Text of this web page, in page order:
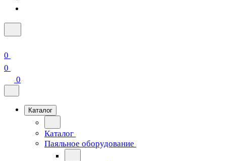
0
0
0
Каталог
Каталог
Паяльное оборудование